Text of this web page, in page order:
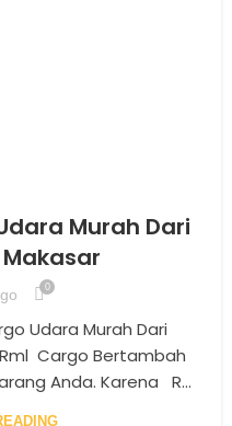
Murah Dari
0
Udara Murah Dari
Cargo Bertambah
Anda. Karena R...